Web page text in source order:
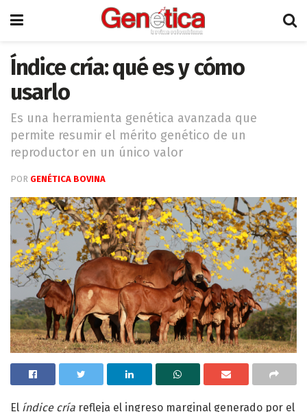
Índice cría: qué es y cómo
usarlo
Es una herramienta genética avanzada que
permite resumir el mérito genético de un
reproductor en un único valor
POR GENÉTICA BOVINA
El índice cría refleja el ingreso marginal generado por el